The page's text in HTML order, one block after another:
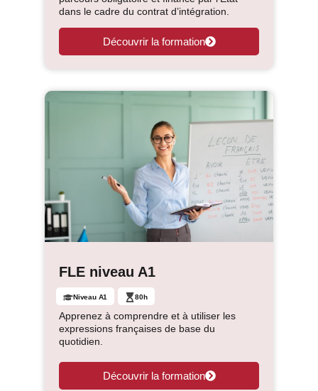
dans le cadre du contrat d’intégration.
Découvrir la formation
FLE niveau A1
Niveau A1 80h
Apprenez à comprendre et à utiliser les
expressions françaises de base du
quotidien.
Découvrir la formation